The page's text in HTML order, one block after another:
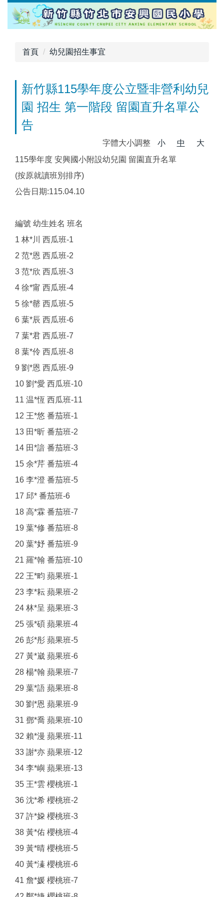
主
首頁 幼兒園招生事宜
新竹縣115學年度公立暨非營利幼兒
園 招生 第一階段 留園直升名單公
告
字體大小調整 小 中
大
115學年度 安興國小附設幼兒園 留園直升名單
(按原就讀班別排序)
公告日期:115.04.10
編號 幼生姓名 班名
1 林*川 西瓜班-1
2 范*恩 西瓜班-2
3 范*欣 西瓜班-3
4 徐*甯 西瓜班-4
5 徐*罄 西瓜班-5
6 葉*辰 西瓜班-6
7 葉*君 西瓜班-7
8 葉*伶 西瓜班-8
9 劉*恩 西瓜班-9
10 劉*愛 西瓜班-10
11 温*恆 西瓜班-11
12 王*悠 番茄班-1
13 田*昕 番茄班-2
14 田*諳 番茄班-3
15 余*芹 番茄班-4
16 李*澄 番茄班-5
17 邱* 番茄班-6
18 高*霖 番茄班-7
19 葉*修 番茄班-8
20 葉*妤 番茄班-9
21 羅*翰 番茄班-10
22 王*畇 蘋果班-1
23 李*耘 蘋果班-2
24 林*呈 蘋果班-3
25 張*碩 蘋果班-4
26 彭*彤 蘋果班-5
27 黃*崴 蘋果班-6
28 楊*翰 蘋果班-7
29 葉*語 蘋果班-8
30 劉*恩 蘋果班-9
31 鄧*喬 蘋果班-10
32 賴*漫 蘋果班-11
33 謝*亦 蘋果班-12
34 李*嶼 蘋果班-13
35 王*雲 櫻桃班-1
36 沈*希 櫻桃班-2
37 許*㛆 櫻桃班-3
38 黃*佑 櫻桃班-4
39 黃*晴 櫻桃班-5
40 黃*溱 櫻桃班-6
41 詹*媛 櫻桃班-7